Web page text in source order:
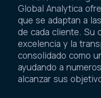
Global Analytica
que se adaptan a
de cada cliente. Su
excelencia y la
consolidado como
ayudando a
alcanzar sus